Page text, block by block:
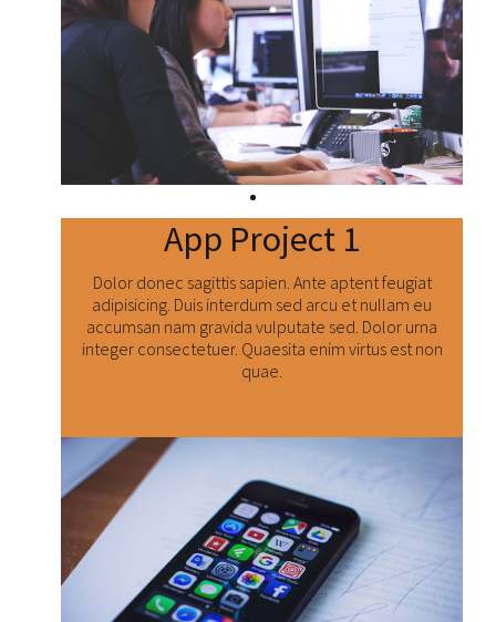
App Project 1
Dolor donec sagittis sapien. Ante aptent feugiat
adipisicing. Duis interdum sed arcu et nullam eu
accumsan nam gravida vulputate sed. Dolor urna
integer consectetuer. Quaesita enim virtus est non
quae.